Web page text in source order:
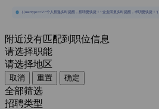
{{usertype=='2'?'个人投递实时提醒，招聘更快捷！':'企业回复实时提醒，求职更快捷！'}}
附近没有匹配到职位信息
请选择职能
请选择地区
取消 重置 确定
全部筛选
招聘类型